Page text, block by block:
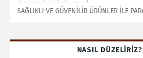
SAĞLIKLI VE GÜVENİLİR ÜRÜNLER İLE
NASIL DÜZELİRİZ?